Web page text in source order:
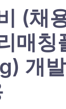
(채
매칭
개